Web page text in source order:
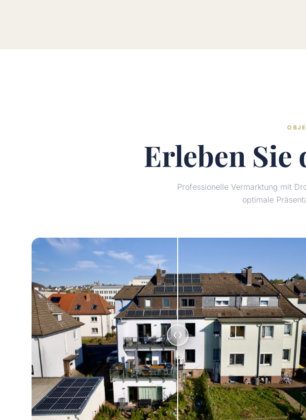
Erleben Sie
Professionelle Vermarktung mit
optimale